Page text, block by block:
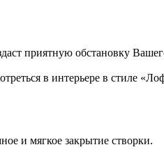
приятную обстановку
в интерьере в стиле
и мягкое закрытие створки.